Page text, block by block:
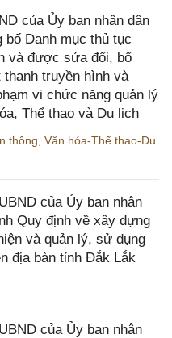
của Ủy ban nhân dân
Danh mục thủ tục
và được sửa đổi, bổ
truyền hình và
vi chức năng quản lý
Thể thao và Du lịch
thông Văn hóa-Thể thao-Du
của Ủy ban nhân
Quy định về xây dựng
và quản lý, sử dụng
địa bàn tỉnh Đắk Lắk
của Ủy ban nhân